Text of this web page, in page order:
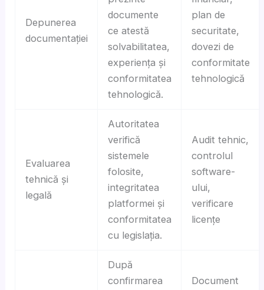
Depunerea
documentației
documente
ce atestă
solvabilitatea,
experiența și
conformitatea
tehnologică.
plan de
securitate,
dovezi de
conformitate
tehnologică
Evaluarea
tehnică și
legală
Autoritatea
verifică
sistemele
folosite,
integritatea
platformei și
conformitatea
cu legislația.
Audit tehnic,
controlul
software-
ului,
verificare
licențe
După
confirmarea
Document